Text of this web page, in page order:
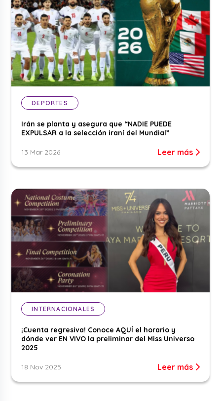
DEPORTES
Irán se planta y asegura que “NADIE PUEDE
EXPULSAR a la selección iraní del Mundial”
13 Mar 2026 Leer más
INTERNACIONALES
¡Cuenta regresiva! Conoce AQUÍ el horario y
dónde ver EN VIVO la preliminar del Miss Universo
2025
18 Nov 2025 Leer más